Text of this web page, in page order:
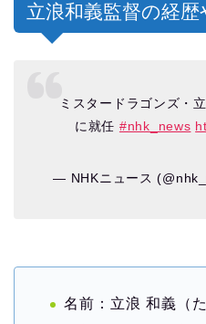
立浪和義監督の経
ミスタードラゴンズ・
に就任 #nhk_news
— NHKニュース
名前：立浪 和義（